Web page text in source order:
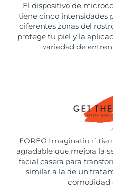
El dispositivo de
tiene cinco intensidades
diferentes zonas del
protege tu piel y la
variedad de
FOREO Imagination ™
agradable que mejora la
facial casera para
similar a la de un
comodidad